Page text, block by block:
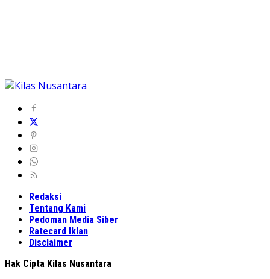
Redaksi
Tentang Kami
Pedoman Media Siber
Ratecard Iklan
Disclaimer
Hak Cipta Kilas Nusantara